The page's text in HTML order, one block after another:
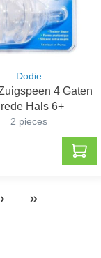
Dodie
4 Gaten
Hals 6+
2 pieces